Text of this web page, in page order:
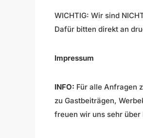
WICHTIG: Wir sind
Dafür bitten direkt an
Impressum
INFO: Für alle Anfragen
zu Gastbeiträgen,
freuen wir uns sehr